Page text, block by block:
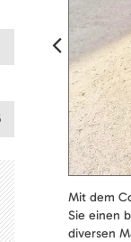
Mit dem
Sie einen
diversen